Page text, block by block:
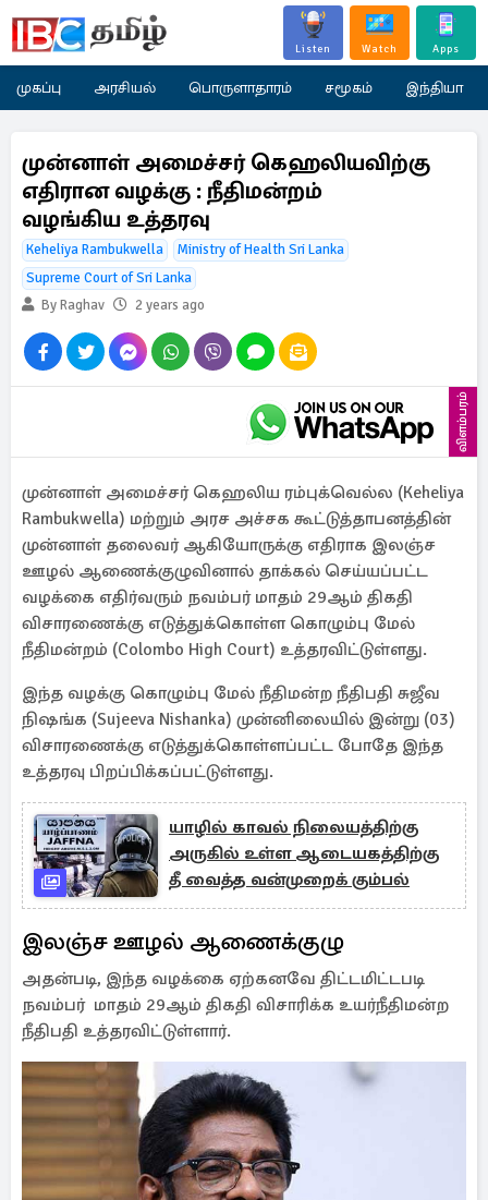
Listen Watch Apps
முகப்பு அரசியல் பொருளாதாரம் சமூகம் இந்தியா
முன்னாள் அமைச்சர் கெஹலியவிற்கு
எதிரான வழக்கு : நீதிமன்றம்
வழங்கிய உத்தரவு
Keheliya Rambukwella
Ministry of Health Sri Lanka
Supreme Court of Sri Lanka
By Raghav
2 years ago
விளம்பரம்
முன்னாள் அமைச்சர் கெஹலிய ரம்புக்வெல்ல (Keheliya
Rambukwella) மற்றும் அரச அச்சக கூட்டுத்தாபனத்தின்
முன்னாள் தலைவர் ஆகியோருக்கு எதிராக இலஞ்ச
ஊழல் ஆணைக்குழுவினால் தாக்கல் செய்யப்பட்ட
வழக்கை எதிர்வரும் நவம்பர் மாதம் 29ஆம் திகதி
விசாரணைக்கு எடுத்துக்கொள்ள கொழும்பு மேல்
நீதிமன்றம் (Colombo High Court) உத்தரவிட்டுள்ளது.
இந்த வழக்கு கொழும்பு மேல் நீதிமன்ற நீதிபதி சுஜீவ
நிஷங்க (Sujeeva Nishanka) முன்னிலையில் இன்று (03)
விசாரணைக்கு எடுத்துக்கொள்ளப்பட்ட போதே இந்த
உத்தரவு பிறப்பிக்கப்பட்டுள்ளது.
யாழில் காவல் நிலையத்திற்கு
அருகில் உள்ள ஆடையகத்திற்கு
தீ வைத்த வன்முறைக் கும்பல்
இலஞ்ச ஊழல் ஆணைக்குழு
அதன்படி, இந்த வழக்கை ஏற்கனவே திட்டமிட்டபடி
நவம்பர் மாதம் 29ஆம் திகதி விசாரிக்க உயர்நீதிமன்ற
நீதிபதி உத்தரவிட்டுள்ளார்.